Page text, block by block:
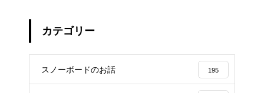
カテゴリー
スノーボードのお話 195